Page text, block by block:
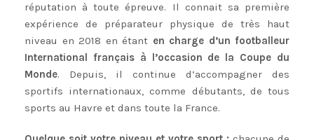
réputation à toute épreuve. Il connait sa première
expérience de préparateur physique de très haut
niveau en 2018 en étant en charge d’un footballeur
International français à l’occasion de la Coupe du
Monde. Depuis, il continue d’accompagner des
sportifs internationaux, comme débutants, de tous
sports au Havre et dans toute la France.